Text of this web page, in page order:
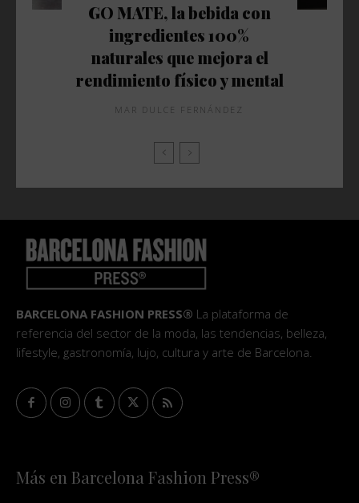
GO MATE, la bebida con
ingredientes 100%
naturales que mejora el
rendimiento físico y mental
MAR DULCE FERNÁNDEZ
BARCELONA FASHION PRESS® La plataforma de
referencia del sector de la moda, las tendencias, belleza,
lifestyle, gastronomía, lujo, cultura y arte de Barcelona.
Más en Barcelona Fashion Press®